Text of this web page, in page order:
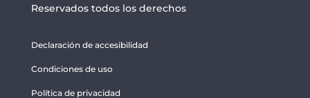
Reservados todos los derechos
Declaración de accesibilidad
Condiciones de uso
Política de privacidad